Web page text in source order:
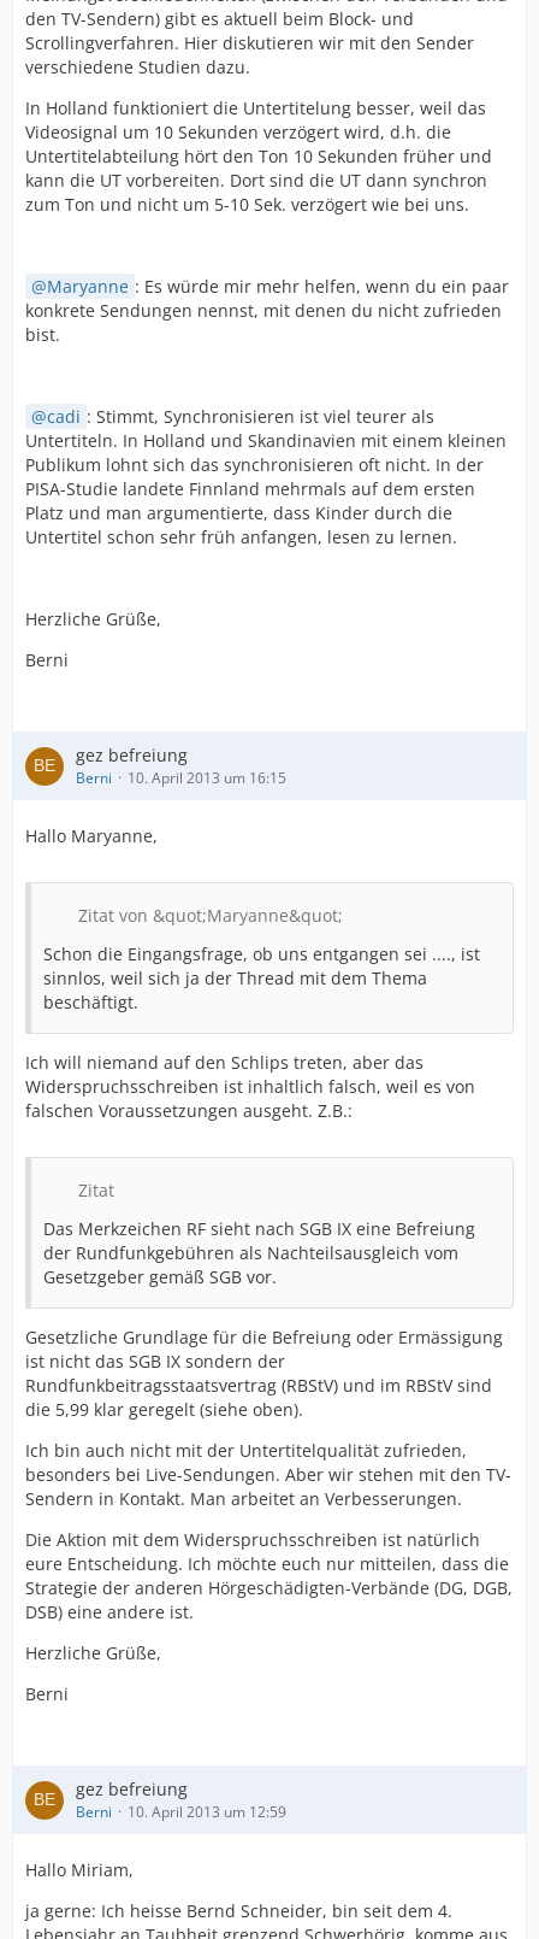
den TV-Sendern) gibt es aktuell beim Block- und
Scrollingverfahren. Hier diskutieren wir mit den Sender
verschiedene Studien dazu.
In Holland funktioniert die Untertitelung besser, weil das
Videosignal um 10 Sekunden verzögert wird, d.h. die
Untertitelabteilung hört den Ton 10 Sekunden früher und
kann die UT vorbereiten. Dort sind die UT dann synchron
zum Ton und nicht um 5-10 Sek. verzögert wie bei uns.
Maryanne : Es würde mir mehr helfen, wenn du ein paar
konkrete Sendungen nennst, mit denen du nicht zufrieden
bist.
cadi : Stimmt, Synchronisieren ist viel teurer als
Untertiteln. In Holland und Skandinavien mit einem kleinen
Publikum lohnt sich das synchronisieren oft nicht. In der
PISA-Studie landete Finnland mehrmals auf dem ersten
Platz und man argumentierte, dass Kinder durch die
Untertitel schon sehr früh anfangen, lesen zu lernen.
Herzliche Grüße,
Berni
gez befreiung
Berni 10. April 2013 um 16:15
Hallo Maryanne,
Zitat von &quot;Maryanne&quot;
Schon die Eingangsfrage, ob uns entgangen sei ...., ist
sinnlos, weil sich ja der Thread mit dem Thema
beschäftigt.
Ich will niemand auf den Schlips treten, aber das
Widerspruchsschreiben ist inhaltlich falsch, weil es von
falschen Voraussetzungen ausgeht. Z.B.:
Zitat
Das Merkzeichen RF sieht nach SGB IX eine Befreiung
der Rundfunkgebühren als Nachteilsausgleich vom
Gesetzgeber gemäß SGB vor.
Gesetzliche Grundlage für die Befreiung oder Ermässigung
ist nicht das SGB IX sondern der
Rundfunkbeitragsstaatsvertrag (RBStV) und im RBStV sind
die 5,99 klar geregelt (siehe oben).
Ich bin auch nicht mit der Untertitelqualität zufrieden,
besonders bei Live-Sendungen. Aber wir stehen mit den TV-
Sendern in Kontakt. Man arbeitet an Verbesserungen.
Die Aktion mit dem Widerspruchsschreiben ist natürlich
eure Entscheidung. Ich möchte euch nur mitteilen, dass die
Strategie der anderen Hörgeschädigten-Verbände (DG, DGB,
DSB) eine andere ist.
Herzliche Grüße,
Berni
gez befreiung
Berni 10. April 2013 um 12:59
Hallo Miriam,
ja gerne: Ich heisse Bernd Schneider, bin seit dem 4.